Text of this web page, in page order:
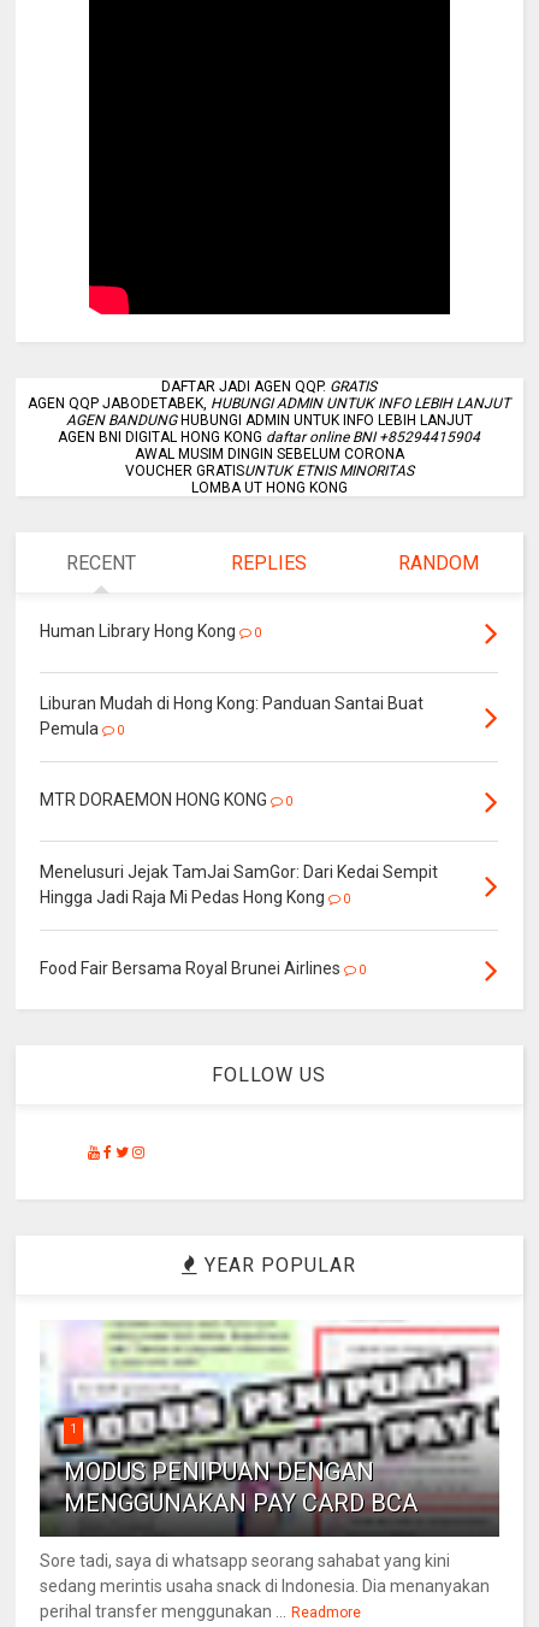
DAFTAR JADI AGEN QQP. GRATIS
AGEN QQP JABODETABEK, HUBUNGI ADMIN UNTUK INFO LEBIH LANJUT
AGEN BANDUNGHUBUNGI ADMIN UNTUK INFO LEBIH LANJUT
AGEN BNI DIGITAL HONG KONG daftar online BNI +85294415904
AWAL MUSIM DINGIN SEBELUM CORONA
VOUCHER GRATISUNTUK ETNIS MINORITAS
LOMBA UT HONG KONG
RECENT REPLIES RANDOM
Human Library Hong Kong 0
Liburan Mudah di Hong Kong: Panduan Santai Buat
Pemula
0
MTR DORAEMON HONG KONG 0
Menelusuri Jejak TamJai SamGor: Dari Kedai Sempit
Hingga Jadi Raja Mi Pedas Hong Kong
0
Food Fair Bersama Royal Brunei Airlines 0
FOLLOW US
YEAR POPULAR
1
MODUS PENIPUAN DENGAN
MENGGUNAKAN PAY CARD BCA
Sore tadi, saya di whatsapp seorang sahabat yang kini
sedang merintis usaha snack di Indonesia. Dia menanyakan
perihal transfer menggunakan ... Readmore